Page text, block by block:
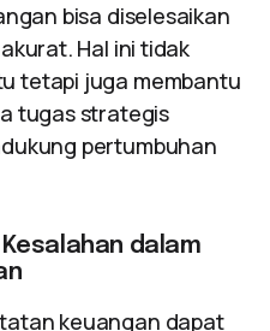
bisa diselesaikan
Hal ini tidak
tetapi juga membantu
tugas strategis
pertumbuhan
dalam
keuangan dapat